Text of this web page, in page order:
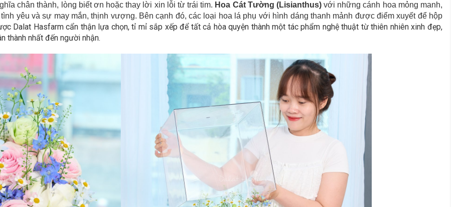
chân thành, lòng biết ơn hoặc thay lời xin lỗi từ trái tim. Hoa Cát Tường (Lisianthus)với những cánh hoa mỏng manh,
yêu và sự may mắn, thịnh vượng. Bên cạnh đó, các loại hoa lá phụ với hình dáng thanh mảnh được điểm xuyết để hộp
Dalat Hasfarm cẩn thận lựa chọn, tỉ mỉ sắp xếp để tất cả hòa quyện thành một tác phẩm nghệ thuật từ thiên nhiên xinh đẹp,
thành nhất đến người nhận.